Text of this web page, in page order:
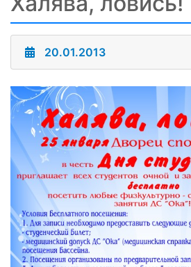
20.01.2013